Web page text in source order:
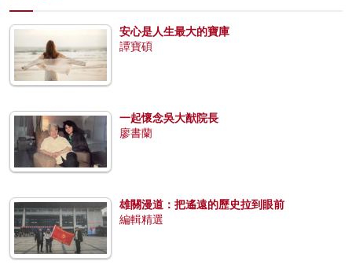
安心是人生最大的寶庫
譚寶碩
一起懷念吳大猷院長
廖書蘭
雄關漫道：把遙遠的歷史拉到眼前
編輯精選